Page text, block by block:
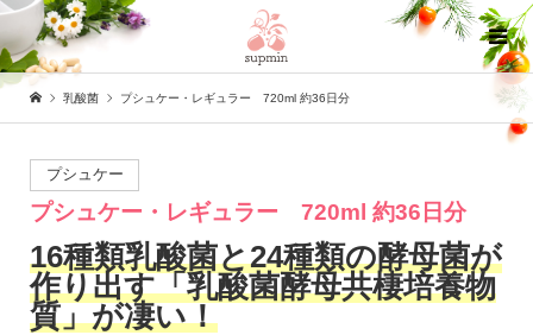
乳酸菌 プシュケー・レギュラー 720ml 約36日分
プシュケー
プシュケー・レギュラー 720ml 約36日分
16種類乳酸菌と24種類の酵母菌が
作り出す「乳酸菌酵母共棲培養物
質」が凄い！